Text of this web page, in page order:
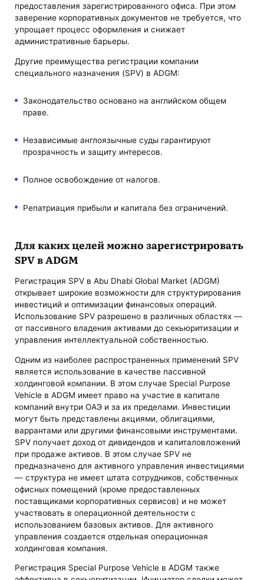
предоставления зарегистрированного офиса. При этом
заверение корпоративных документов не требуется, что
упрощает процесс оформления и снижает
административные барьеры.
Другие преимущества регистрации компании
специального назначения (SPV) в ADGM:
Законодательство основано на английском общем
праве.
Независимые англоязычные суды гарантируют
прозрачность и защиту интересов.
Полное освобождение от налогов.
Репатриация прибыли и капитала без ограничений.
Для каких целей можно зарегистрировать
SPV в ADGM
Регистрация SPV в Abu Dhabi Global Market (ADGM)
открывает широкие возможности для структурирования
инвестиций и оптимизации финансовых операций.
Использование SPV разрешено в различных областях —
от пассивного владения активами до секьюритизации и
управления интеллектуальной собственностью.
Одним из наиболее распространенных применений SPV
является использование в качестве пассивной
холдинговой компании. В этом случае Special Purpose
Vehicle в ADGM имеет право на участие в капитале
компаний внутри ОАЭ и за их пределами. Инвестиции
могут быть представлены акциями, облигациями,
варрантами или другими финансовыми инструментами.
SPV получает доход от дивидендов и капиталовложений
при продаже активов. В этом случае SPV не
предназначено для активного управления инвестициями
— структура не имеет штата сотрудников, собственных
офисных помещений (кроме предоставленных
поставщиками корпоративных сервисов) и не может
участвовать в операционной деятельности с
использованием базовых активов. Для активного
управления создается отдельная операционная
холдинговая компания.
Регистрация Special Purpose Vehicle в ADGM также